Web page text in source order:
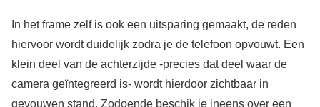
In het frame zelf is ook een uitsparing gemaakt, de reden
hiervoor wordt duidelijk zodra je de telefoon opvouwt. Een
klein deel van de achterzijde -precies dat deel waar de
camera geïntegreerd is- wordt hierdoor zichtbaar in
gevouwen stand. Zodoende beschik je ineens over een